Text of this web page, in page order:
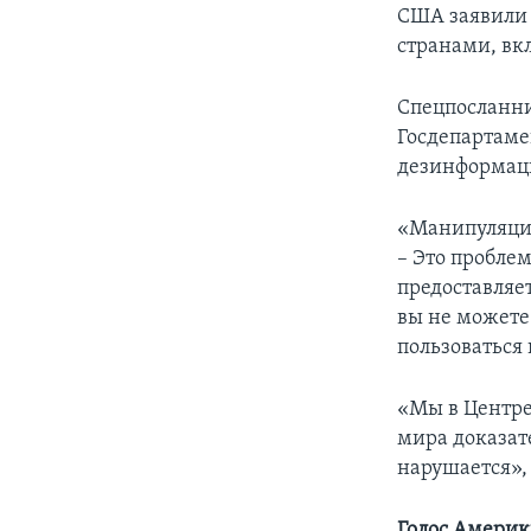
США заявили
странами,
– Это
вы не можете
«Мы в Центре
мира